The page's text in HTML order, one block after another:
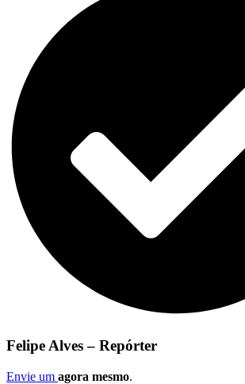
Felipe Alves – Repórter
Envie um agora mesmo.